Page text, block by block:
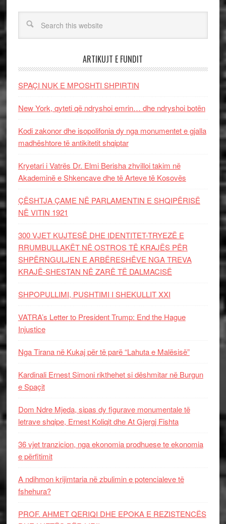
ARTIKUJT E FUNDIT
SPAÇI NUK E MPOSHTI SHPIRTIN
New York, qyteti që ndryshoi emrin… dhe ndryshoi botën
Kodi zakonor dhe isopolifonia dy nga monumentet e gjalla
madhështore të antikitetit shqiptar
Kryetari i Vatrës Dr. Elmi Berisha zhvilloi takim në
Akademinë e Shkencave dhe të Arteve të Kosovës
ÇËSHTJA ÇAME NË PARLAMENTIN E SHQIPËRISË
NË VITIN 1921
300 VJET KUJTESË DHE IDENTITET-TRYEZË E
RRUMBULLAKËT NË OSTROS TË KRAJËS PËR
SHPËRNGULJEN E ARBËRESHËVE NGA TREVA
KRAJË-SHESTAN NË ZARË TË DALMACISË
SHPOPULLIMI, PUSHTIMI I SHEKULLIT XXI
VATRA’s Letter to President Trump: End the Hague
Injustice
Nga Tirana në Kukaj për të parë “Lahuta e Malësisë”
Kardinali Ernest Simoni rikthehet si dëshmitar në Burgun
e Spaçit
Dom Ndre Mjeda, sipas dy figurave monumentale të
letrave shqipe, Ernest Koliqit dhe At Gjergj Fishta
36 vjet tranzicion, nga ekonomia prodhuese te ekonomia
e përfitimit
A ndihmon krijimtaria në zbulimin e potencialeve të
fshehura?
PROF. AHMET QERIQI DHE EPOKA E REZISTENCЁS